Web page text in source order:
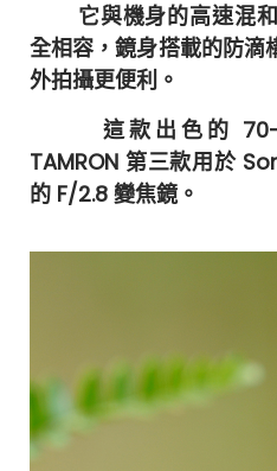
它與機身的高速混和
全相容，鏡身搭載的防滴
外拍攝更便利。
這款出色的 70-
TAMRON 第三款用於
的 F/2.8 變焦鏡。